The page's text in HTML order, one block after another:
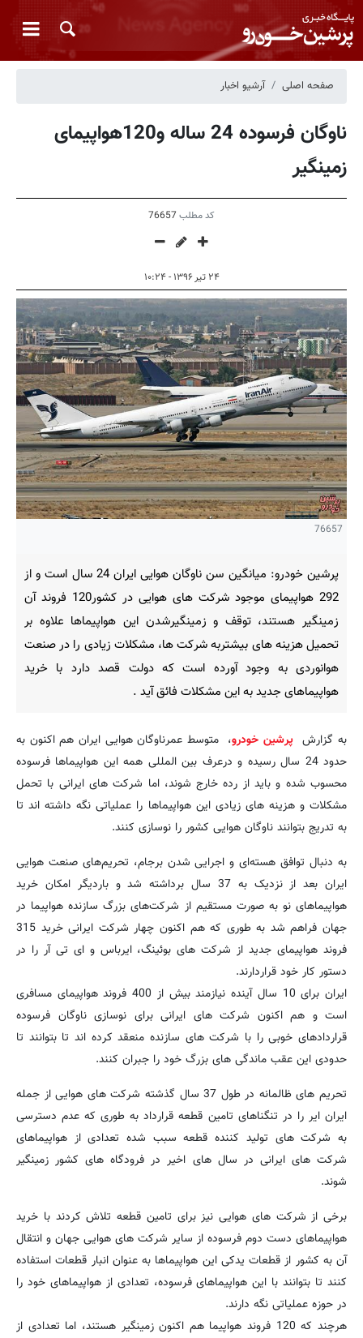
صفحه اصلی آرشیو اخبار
ناوگان فرسوده 24 ساله و120هواپیمای
زمینگیر
کد مطلب 76657
۲۴ تیر ۱۳۹۶ - ۱۰:۲۴
76657
پرشین خودرو: میانگین سن ناوگان هوایی ایران 24 سال است و از
292 هواپیمای موجود شرکت های هوایی در کشور120 فروند آن
زمینگیر هستند، توقف و زمینگیرشدن این هواپیماها علاوه بر
تحمیل هزینه های بیشتربه شرکت ها، مشکلات زیادی را در صنعت
هوانوردی به وجود آورده است که دولت قصد دارد با خرید
هواپیماهای جدید به این مشکلات فائق آید .
به گزارشپرشین خودرو، متوسط عمرناوگان هوایی ایران هم اکنون به
حدود 24 سال رسیده و درعرف بین المللی همه این هواپیماها فرسوده
محسوب شده و باید از رده خارج شوند، اما شرکت های ایرانی با تحمل
مشکلات و هزینه های زیادی این هواپیماها را عملیاتی نگه داشته اند تا
به تدریج بتوانند ناوگان هوایی کشور را نوسازی کنند.
به دنبال توافق هسته‌ای و اجرایی شدن برجام، تحریم‌های صنعت هوایی
ایران بعد از نزدیک به 37 سال برداشته‌ شد و باردیگر امکان خرید
هواپیماهای نو به ‌صورت مستقیم از شرکت‌های بزرگ سازنده هواپیما در
جهان فراهم شد به طوری که هم اکنون چهار شرکت ایرانی خرید 315
فروند هواپیمای جدید از شرکت های بوئینگ، ایرباس و ای تی آر را در
دستور کار خود قراردارند.
ایران برای 10 سال آینده نیازمند بیش از 400 فروند هواپیمای مسافری
است و هم اکنون شرکت های ایرانی برای نوسازی ناوگان فرسوده
قراردادهای خوبی را با شرکت های سازنده منعقد کرده اند تا بتوانند تا
حدودی این عقب ماندگی های بزرگ خود را جبران کنند.
تحریم های ظالمانه در طول 37 سال گذشته شرکت های هوایی از جمله
ایران ایر را در تنگناهای تامین قطعه قرارداد به طوری که عدم دسترسی
به شرکت های تولید کننده قطعه سبب شده تعدادی از هواپیماهای
شرکت های ایرانی در سال های اخیر در فرودگاه های کشور زمینگیر
شوند.
برخی از شرکت های هوایی نیز برای تامین قطعه تلاش کردند با خرید
هواپیماهای دست دوم فرسوده از سایر شرکت های هوایی جهان و انتقال
آن به کشور از قطعات یدکی این هواپیماها به عنوان انبار قطعات استفاده
کنند تا بتوانند با این هواپیماهای فرسوده، تعدادی از هواپیماهای خود را
در حوزه عملیاتی نگه دارند.
هرچند که 120 فروند هواپیما هم اکنون زمینگیر هستند، اما تعدادی از